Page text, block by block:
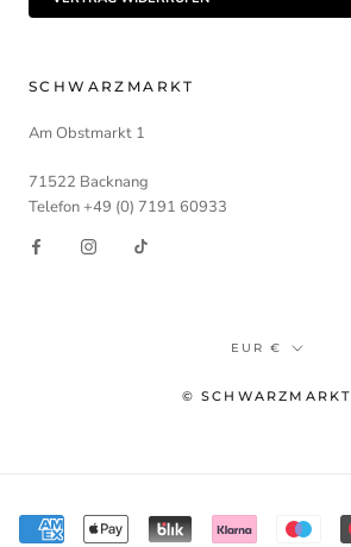
SCHWARZMARKT
Am Obstmarkt 1
71522 Backnang
Telefon +49 (0) 7191 60933
Währung
EUR €
© SCHWARZMARKT